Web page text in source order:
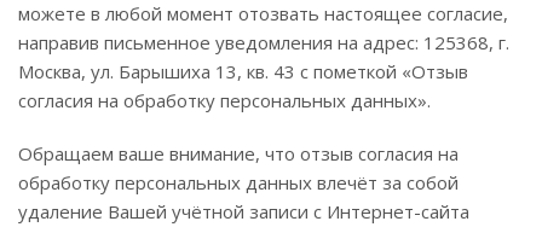
можете в любой момент отозвать настоящее согласие,
направив письменное уведомления на адрес: 125368, г.
Москва, ул. Барышиха 13, кв. 43 с пометкой «Отзыв
согласия на обработку персональных данных».
Обращаем ваше внимание, что отзыв согласия на
обработку персональных данных влечёт за собой
удаление Вашей учётной записи с Интернет-сайта